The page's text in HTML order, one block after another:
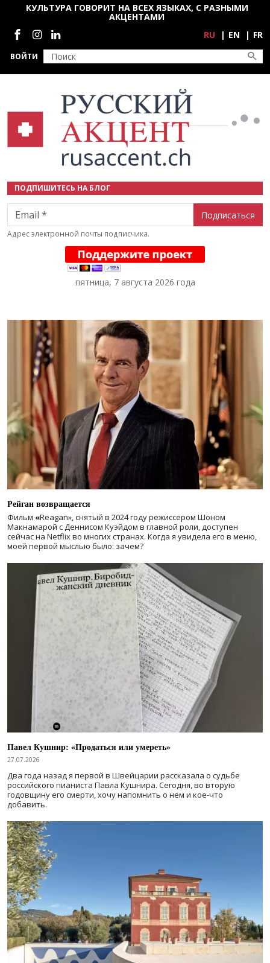
Перейти к основному содержанию
ВОЙТИ
КУЛЬТУРА ГОВОРИТ НА ВСЕХ ЯЗЫКАХ, С РАЗНЫМИ
АКЦЕНТАМИ
Социальные сети
RU EN FR
ПОДПИШИТЕСЬ НА БЛОГ
Email
Адрес электронной почты подписчика.
пятница, 7 августа 2026 года
Рейган возвращается
Фильм «Reagan», снятый в 2024 годурежиссером Шоном
Макнамарой с Деннисом Куэйдом в главной роли, доступен
сейчас на Netflix во многих странах. Когда я увидела его в меню,
моей первой мыслью было: зачем?
Павел Кушнир: «Продаться или умереть»
27.07.2026
Два года назад я первой в Швейцарии рассказала о судьбе
российского пианиста Павла Кушнира. Сегодня, во вторую
годовщину его смерти, хочу напомнить о нем и кое-что
добавить.